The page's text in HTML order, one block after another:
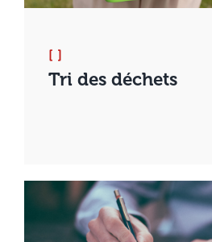
[ ]
Tri des déchets